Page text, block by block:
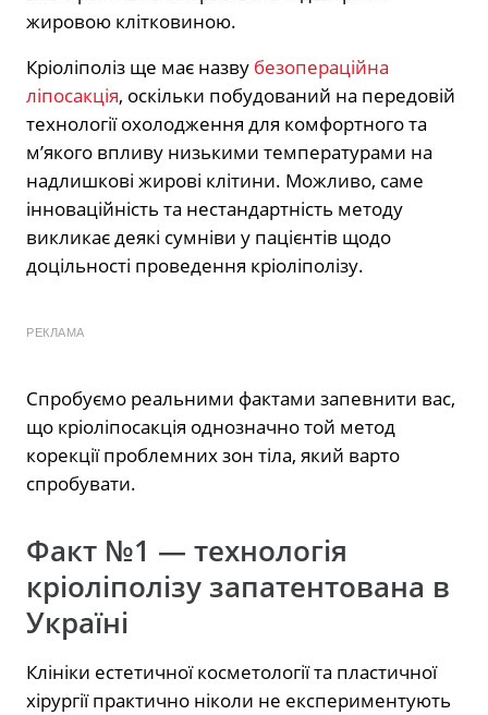
жировою клітковиною.
Кріоліполіз ще має назву безопераційна
ліпосакція, оскільки побудований на передовій
технології охолодження для комфортного та
мʼякого впливу низькими температурами на
надлишкові жирові клітини. Можливо, саме
інноваційність та нестандартність методу
викликає деякі сумніви у пацієнтів щодо
доцільності проведення кріоліполізу.
РЕКЛАМА
Спробуємо реальними фактами запевнити вас,
що кріоліпосакція однозначно той метод
корекції проблемних зон тіла, який варто
спробувати.
Факт №1 — технологія
кріоліполізу запатентована в
Україні
Клініки естетичної косметології та пластичної
хірургії практично ніколи не експериментують